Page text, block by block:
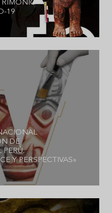
19
DE
PERÚ.
Y PERSPECTIVAS»